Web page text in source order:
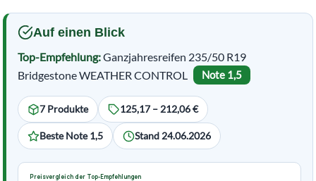
Auf einen Blick
Top-Empfehlung:Ganzjahresreifen 235/50 R19
Bridgestone WEATHER CONTROL
Note 1,5
7 Produkte 125,17 – 212,06 €
Beste Note 1,5 Stand 24.06.2026
Preisvergleich der Top-Empfehlungen